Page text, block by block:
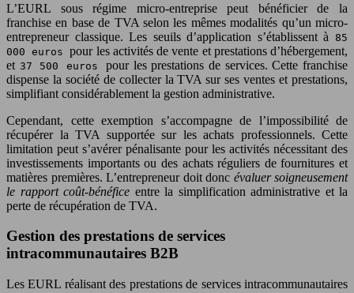
L’EURL sous régime micro-entreprise peut bénéficier de la
franchise en base de TVA selon les mêmes modalités qu’un micro-
entrepreneur classique. Les seuils d’application s’établissent à
85
000 eurospour les activités de vente et prestations d’hébergement,
et 37 500 euros pour les prestations de services. Cette franchise
dispense la société de collecter la TVA sur ses ventes et prestations,
simplifiant considérablement la gestion administrative.
Cependant, cette exemption s’accompagne de l’impossibilité de
récupérer la TVA supportée sur les achats professionnels. Cette
limitation peut s’avérer pénalisante pour les activités nécessitant des
investissements importants ou des achats réguliers de fournitures et
matières premières. L’entrepreneur doit donc évaluer soigneusement
le rapport coût-bénéfice entre la simplification administrative et la
perte de récupération de TVA.
Gestion des prestations de services
intracommunautaires B2B
Les EURL réalisant des prestations de services intracommunautaires